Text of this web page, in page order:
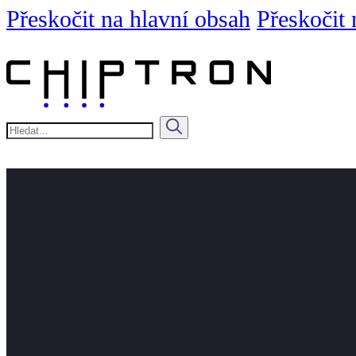
Přeskočit na hlavní obsah Přeskočit
Hledat